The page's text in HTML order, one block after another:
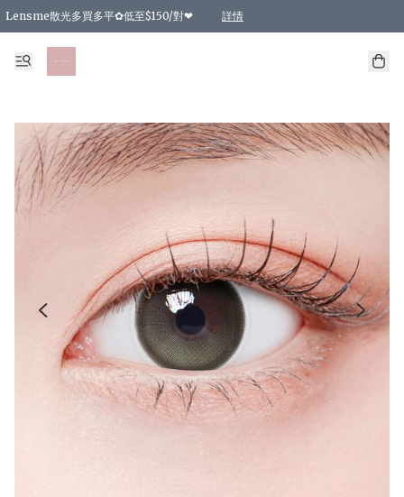
Lensme散光多買多平✿低至$150/對❤ 詳情
台灣Karacon⁩✧日拋 特價清貨❁⃘
日本韓國多款日/月拋現貨☼ 特價❤︎數量有限 售完即止
🇰🇷韓國多款月拋現貨 特價兩對$99✿數量有限 售完即止♫
精選商品，任選買2件或以上9 折；買4件或以上85 折；買6件或以上8 折
精選商品，任選買2件HKD 140.00；買4件HKD 260.00
精選商品，任選買2件HKD 190.00；買4件HKD 360.00
精選商品，任選買2件HKD 110.00；買4件HKD 180.00
精選商品，任選買2件HKD 170.00；買4件HKD 320.00
精選商品，任選買2件或以上減HKD 148.00
精選商品，任選買2件或以上減HKD 148.00
精選商品，任選買2件或以上95 折；買4件或以上9 折；買6件或以上85 折；買8件
精選商品，任選買12件或以上87 折
精選商品，任選買2件或以上減HKD 16.00；買4件或以上減HKD 32.00；買6
精選商品，任選買2件或以上95 折；買4件或以上9 折；買8件或以上85 折；買12
購物滿 HKD 800.00即享免運費優惠！（適用於 特定的送貨方式 )